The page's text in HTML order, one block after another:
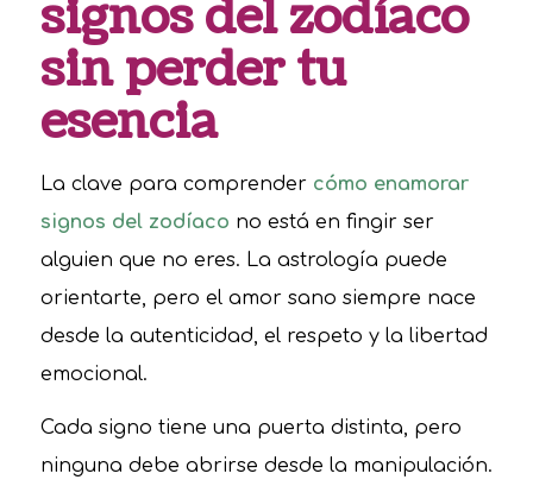
signos del zodíaco
sin perder tu
esencia
La clave para comprender cómo enamorar
signos del zodíaco no está en fingir ser
alguien que no eres. La astrología puede
orientarte, pero el amor sano siempre nace
desde la autenticidad, el respeto y la libertad
emocional.
Cada signo tiene una puerta distinta, pero
ninguna debe abrirse desde la manipulación.